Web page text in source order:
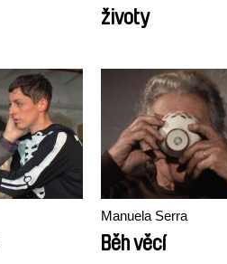
životy
Manuela Serra
Běh věcí